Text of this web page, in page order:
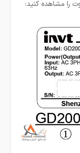
را مشاهده کنید: